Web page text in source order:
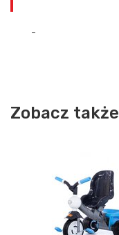
-
Zobacz także